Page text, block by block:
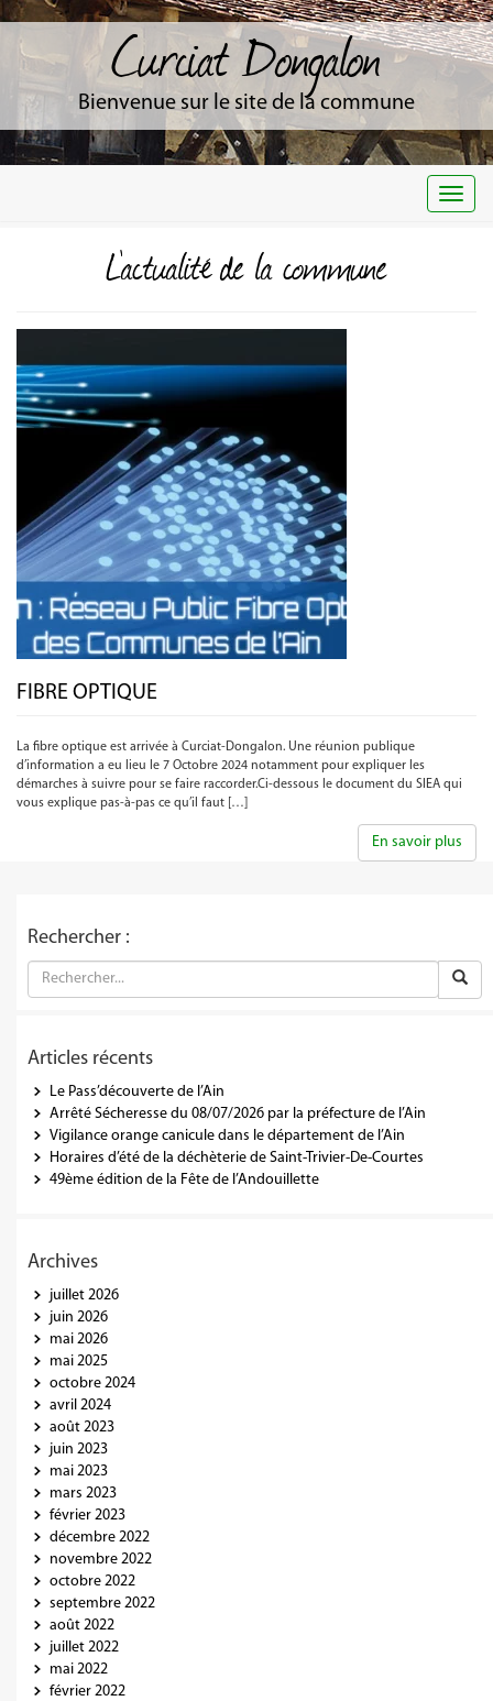
Curciat Dongalon
Bienvenue sur le site de la commune
L'actualité de la commune
FIBRE OPTIQUE
La fibre optique est arrivée à Curciat-Dongalon. Une réunion publique
d’information a eu lieu le 7 Octobre 2024 notamment pour expliquer les
démarches à suivre pour se faire raccorder.Ci-dessous le document du SIEA qui
vous explique pas-à-pas ce qu’il faut […]
En savoir plus
Rechercher :
Articles récents
Le Pass’découverte de l’Ain
Arrêté Sécheresse du 08/07/2026 par la préfecture de l’Ain
Vigilance orange canicule dans le département de l’Ain
Horaires d’été de la déchèterie de Saint-Trivier-De-Courtes
49ème édition de la Fête de l’Andouillette
Archives
juillet 2026
juin 2026
mai 2026
mai 2025
octobre 2024
avril 2024
août 2023
juin 2023
mai 2023
mars 2023
février 2023
décembre 2022
novembre 2022
octobre 2022
septembre 2022
août 2022
juillet 2022
mai 2022
février 2022